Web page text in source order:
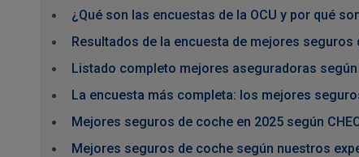
¿Qué son las encuestas de la OCU y por qué
Resultados de la encuesta de mejores seguros
Listado completo mejores aseguradoras según
La encuesta más completa: los mejores
Mejores seguros de coche en 2025 según
Mejores seguros de coche según nuestros